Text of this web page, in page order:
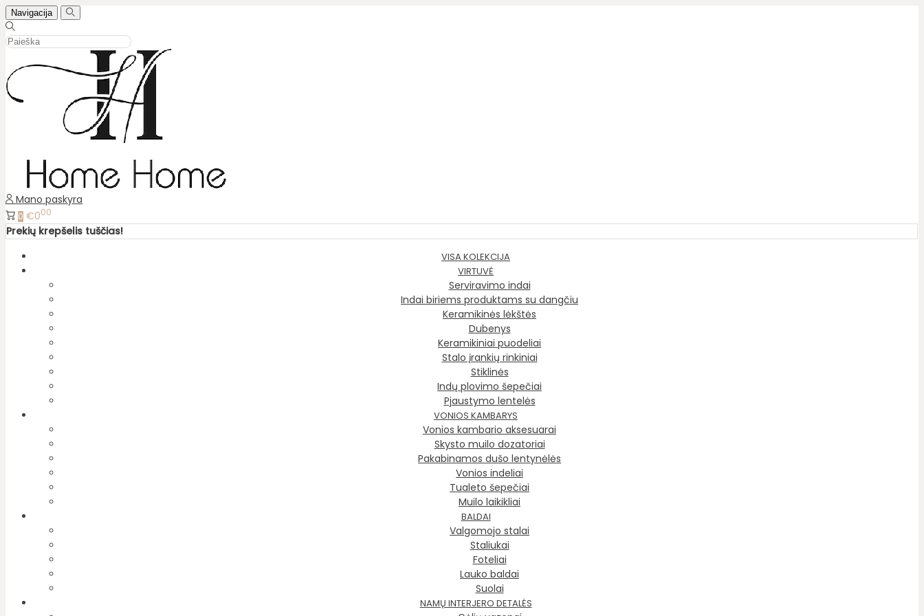
Navigacija
Mano paskyra
0 €000
Prekių krepšelis tuščias!
VISA KOLEKCIJA
VIRTUVĖ
Serviravimo indai
Indai biriems produktams su dangčiu
Keramikinės lėkštės
Dubenys
Keramikiniai puodeliai
Stalo įrankių rinkiniai
Stiklinės
Indų plovimo šepečiai
Pjaustymo lentelės
VONIOS KAMBARYS
Vonios kambario aksesuarai
Skysto muilo dozatoriai
Pakabinamos dušo lentynėlės
Vonios indeliai
Tualeto šepečiai
Muilo laikikliai
BALDAI
Valgomojo stalai
Staliukai
Foteliai
Lauko baldai
Suolai
NAMŲ INTERJERO DETALĖS